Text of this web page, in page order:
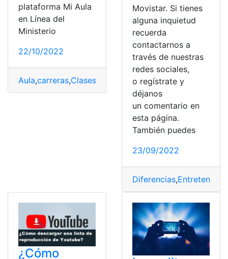
plataforma Mi Aula
en Línea del
Ministerio
22/10/2022
Aula,carreras,Clases Docentes, En Línea,Mi aula en
Movistar. Si tienes
alguna inquietud
recuerda
contactarnos a
través de nuestras
redes sociales,
o regístrate y
déjanos
un comentario en
esta página.
También puedes
23/09/2022
Diferencias,
¿Cómo